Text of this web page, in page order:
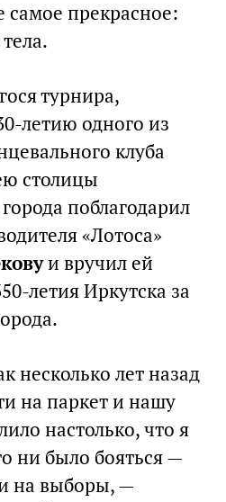
самое прекрасное:
турнира,
летию одного из
клуба
столицы
поблагодарил
«Лотоса»
и вручил ей
летия Иркутска за
несколько лет назад
на паркет и нашу
настолько, что я
ни было бояться —
на выборы, —